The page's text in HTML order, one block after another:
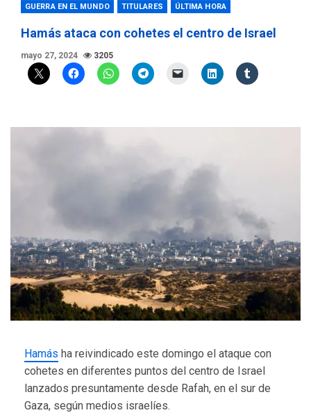
GUERRA EN EL MUNDO TITULARES ÚLTIMA HORA
Hamás ataca con cohetes el centro de Israel
mayo 27, 2024 3205
Hamás ha reivindicado este domingo el ataque con
cohetes en diferentes puntos del centro de Israel
lanzados presuntamente desde Rafah, en el sur de
Gaza, según medios israelíes.